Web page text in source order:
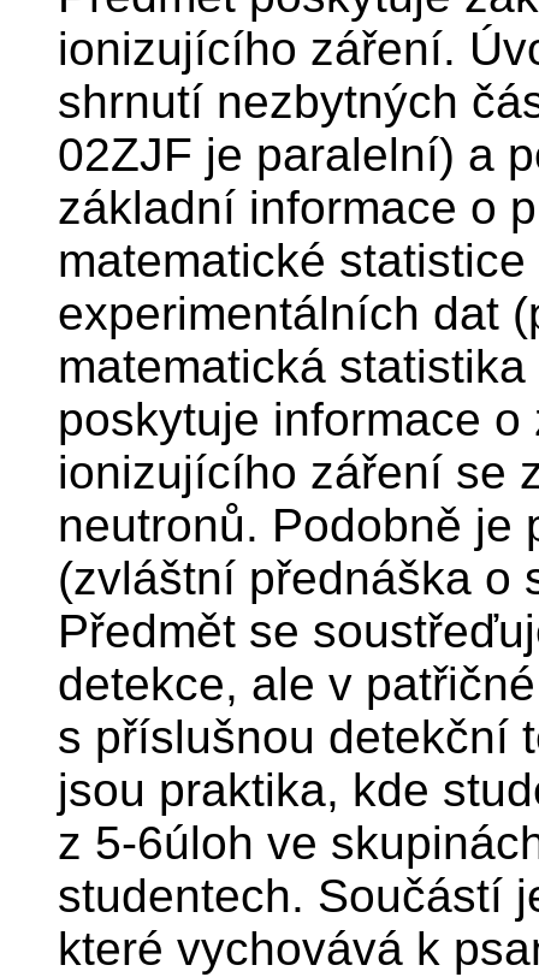
ionizujícího záření.
shrnutí nezbytných
02ZJF je paralelní) a
základní informace o
matematické
experimentálních dat
matematická
poskytuje informace
ionizujícího záření se
neutronů. Podobně je
(zvláštní přednáška o
Předmět se
detekce, ale v
s příslušnou detekční
jsou praktika, kde
z 5-6úloh ve
studentech. Součástí
které vychovává k